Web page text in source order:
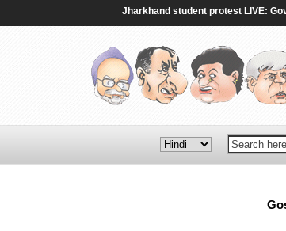
Jharkhand student protest LIVE: Govt.